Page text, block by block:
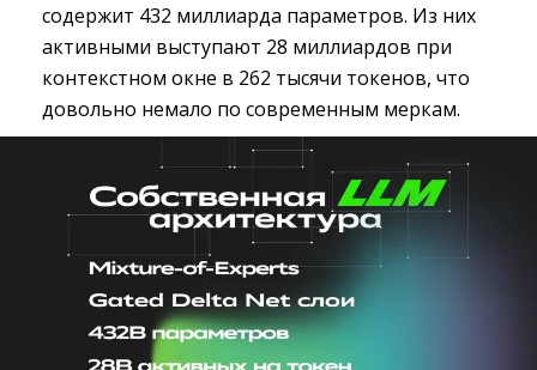
содержит 432 миллиарда параметров. Из них
активными выступают 28 миллиардов при
контекстном окне в 262 тысячи токенов, что
довольно немало по современным меркам.